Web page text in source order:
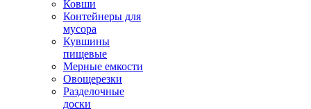
Ковши
Контейнеры для
мусора
Кувшины
пищевые
Мерные емкости
Овощерезки
Разделочные
доски